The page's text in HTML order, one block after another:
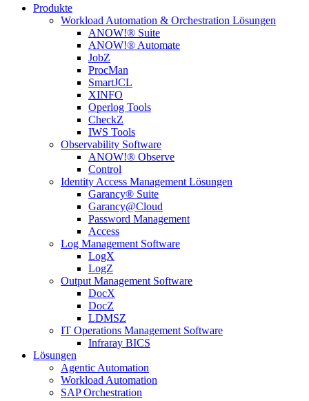
Produkte
Workload Automation & Orchestration Lösungen
ANOW!® Suite
ANOW!® Automate
JobZ
ProcMan
SmartJCL
XINFO
Operlog Tools
CheckZ
IWS Tools
Observability Software
ANOW!® Observe
Control
Identity Access Management Lösungen
Garancy® Suite
Garancy@Cloud
Password Management
Access
Log Management Software
LogX
LogZ
Output Management Software
DocX
DocZ
LDMSZ
IT Operations Management Software
Infraray BICS
Lösungen
Agentic Automation
Workload Automation
SAP Orchestration